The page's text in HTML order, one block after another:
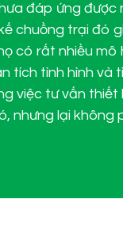
đáp ứng được
chuồng trại đó
có rất nhiều mô
tích tình hình và
việc tư vấn thiết
nhưng lại không